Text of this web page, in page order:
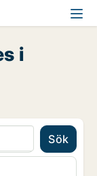
i
Sök